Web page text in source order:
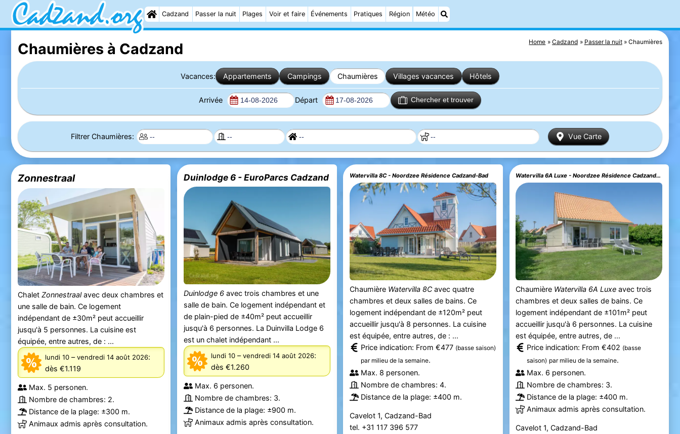
Cadzand Passer la nuit Plages Voir et faire Événements Pratiques Région Météo
Home Cadzand Passer la nuit Chaumières
Chaumières à Cadzand
Vacances: Appartements Campings Chaumières Villages vacances Hôtels
Arrivée Départ Chercher et trouver
Filtrer Chaumières: Vue Carte
Zonnestraal
Chalet Zonnestraalavec deux chambres et
une salle de bain. Ce logement
indépendant de ±30m² peut accueillir
jusqu'à 5 personnes. La cuisine est
équipée, entre autres, de : ...
lundi 10–vendredi 14 août 2026:
dès €1.119
Max. 5 personen.
Nombre de chambres: 2.
Distance de la plage: ±300 m.
Animaux admis après consultation.
Duinlodge 6 - EuroParcs Cadzand
Duinlodge 6avec trois chambres et une
salle de bain. Ce logement indépendant et
de plain-pied de ±40m² peut accueillir
jusqu'à 6 personnes. La Duinvilla Lodge 6
est un chalet indépendant ...
lundi 10–vendredi 14 août 2026:
dès €1.260
Max. 6 personen.
Nombre de chambres: 3.
Distance de la plage: ±900 m.
Animaux admis après consultation.
Watervilla 8C - Noordzee Résidence Cadzand-Bad
Chaumière Watervilla 8Cavec quatre
chambres et deux salles de bains. Ce
logement indépendant de ±120m² peut
accueillir jusqu'à 8 personnes. La cuisine
est équipée, entre autres, de : ...
Price indication: From €477 (basse saison)
par milieu de la semaine.
Max. 8 personen.
Nombre de chambres: 4.
Distance de la plage: ±400 m.
Cavelot 1, Cadzand-Bad
tel. +31 117 396 577
Watervilla 6A Luxe - Noordzee Résidence Cadzand-Bad
Chaumière Watervilla 6A Luxe avec trois
chambres et deux salles de bains. Ce
logement indépendant de ±101m² peut
accueillir jusqu'à 6 personnes. La cuisine
est équipée, entre autres, de ...
Price indication: From €402 (basse
saison) par milieu de la semaine.
Max. 6 personen.
Nombre de chambres: 3.
Distance de la plage: ±400 m.
Animaux admis après consultation.
Cavelot 1, Cadzand-Bad